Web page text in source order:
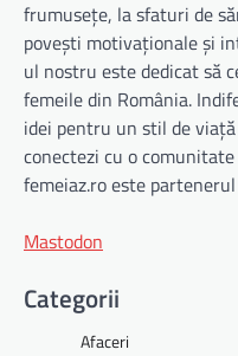
frumusețe, la sfaturi de
povești motivaționale și
ul nostru este dedicat să
femeile din România.
idei pentru un stil de
conectezi cu o
femeiaz.ro este
Mastodon
Categorii
Afaceri